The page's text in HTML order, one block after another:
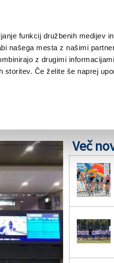
funkcij družbenih medijev
našega mesta z našimi
z drugimi
storitev. Če želite še naprej
ŠPORT ŠE
Več